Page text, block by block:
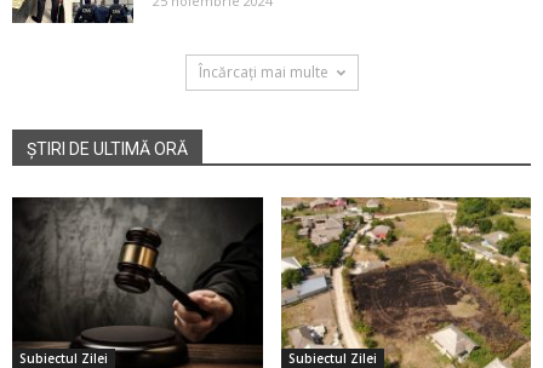
Încărcați mai multe
ȘTIRI DE ULTIMĂ ORĂ
Subiectul Zilei Subiectul Zilei